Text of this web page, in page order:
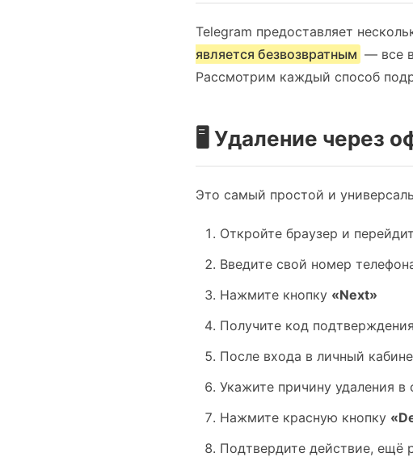
Telegram предоставляет
является безвозвратным — все
Рассмотрим каждый способ
🖥️ Удаление через
Это самый простой и
Откройте браузер и
Введите свой номер
Нажмите кнопку «Next»
Получите код
После входа в личный
Укажите причину удаления
Нажмите красную кнопку
Подтвердите действие, ещё